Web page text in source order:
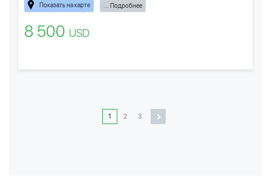
Показать на карте ... Подробнее
8 500 USD
1 2 3